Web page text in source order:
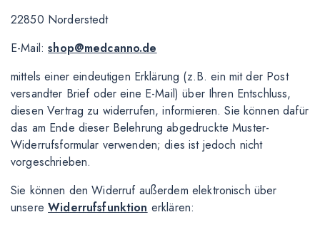
22850 Norderstedt
E-Mail:shop@medcanno.de
mittels einer eindeutigen Erklärung (z.B. ein mit der Post
versandter Brief oder eine E-Mail) über Ihren Entschluss,
diesen Vertrag zu widerrufen, informieren. Sie können dafür
das am Ende dieser Belehrung abgedruckte Muster-
Widerrufsformular verwenden; dies ist jedoch nicht
vorgeschrieben.
Sie können den Widerruf außerdem elektronisch über
unsereWiderrufsfunktion erklären: